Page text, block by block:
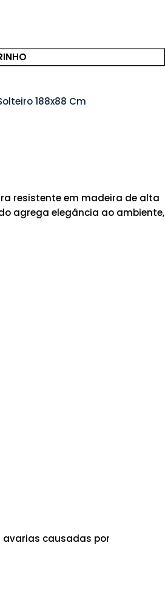
188x88 Cm
resistente em madeira de alta
agrega elegância ao ambiente,
avarias causadas por